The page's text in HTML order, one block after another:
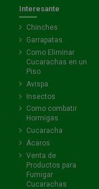
Interesante
Chinches
Garrapatas
Como Eliminar
Cucarachas en un
Piso
Avispa
Insectos
Como combatir
Hormigas
Cucaracha
Ácaros
Venta de
Productos para
Fumigar
Cucarachas